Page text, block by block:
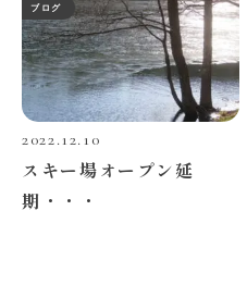
ブログ
2022.12.10
スキー場オープン延
期・・・